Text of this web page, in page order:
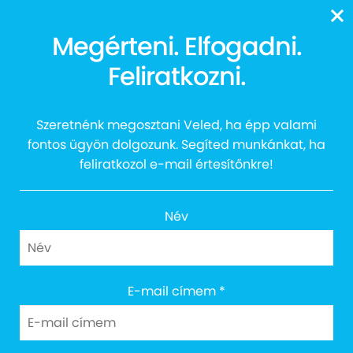
Pantl Péter
MOL-csoport, kommunikációs igazgató
Megérteni. Elfogadni.
Feliratkozni.
Szeretnénk megosztani Veled, ha épp valami
fontos ügyön dolgozunk. Segíted munkánkat, ha
feliratkozol e-mail értesítőnkre!
Név
E-mail címem *